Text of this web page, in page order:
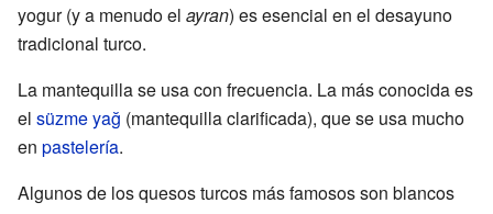
yogur (y a menudo el ayran) es esencial en el desayuno
tradicional turco.
La mantequilla se usa con frecuencia. La más conocida es
el süzme yağ (mantequilla clarificada), que se usa mucho
en pastelería.
Algunos de los quesos turcos más famosos son blancos